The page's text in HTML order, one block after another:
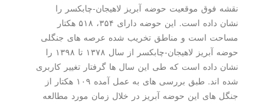
نقشه فوق موقعیت حوضه آبریز لاهیجان-چابکسر را
نشان داده است. این حوضه دارای ۳۵۴، ۵۱۸ هکتار
مساحت است و مناطق تخریب شده عرصه های جنگلی
حوضه آبریز لاهیجان-چابکسر از سال ۱۳۷۸ تا ۱۳۹۸ را
نشان داده است که طی این سال ها گرفتار تغییر کاربری
شده اند. طبق بررسی های به عمل آمده ۱۰۹ هکتار از
جنگل های این حوضه آبریز در خلال زمان مورد مطالعه